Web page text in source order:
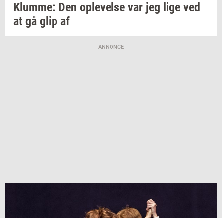
Klum­me: Den op­le­vel­se var jeg lige ved
at gå glip af
ANNONCE